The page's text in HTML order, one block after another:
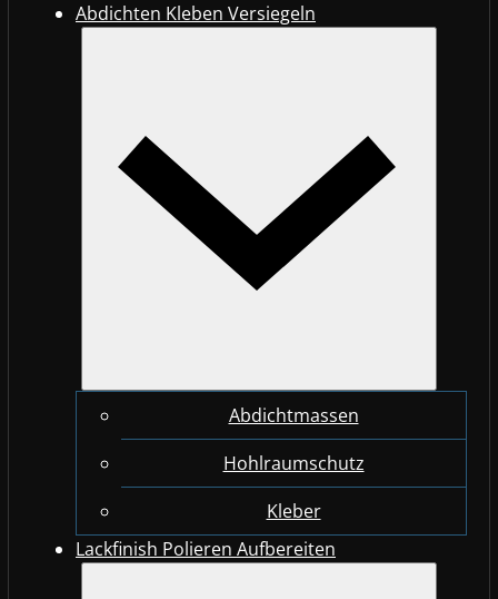
Abdichten Kleben Versiegeln
Abdichtmassen
Hohlraumschutz
Kleber
Lackfinish Polieren Aufbereiten